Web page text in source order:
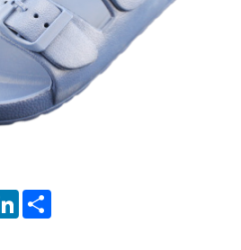
LinkedIn